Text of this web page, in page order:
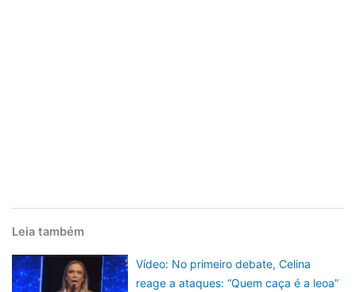
Leia também
Vídeo: No primeiro debate, Celina
reage a ataques: “Quem caça é a leoa”